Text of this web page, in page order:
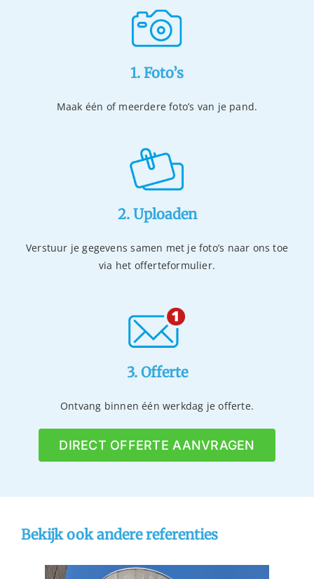
1. Foto’s
Maak één of meerdere foto’s van je pand.
2. Uploaden
Verstuur je gegevens samen met je foto’s naar ons toe
via het offerteformulier.
3. Offerte
Ontvang binnen één werkdag je offerte.
DIRECT OFFERTE AANVRAGEN
Bekijk ook andere referenties